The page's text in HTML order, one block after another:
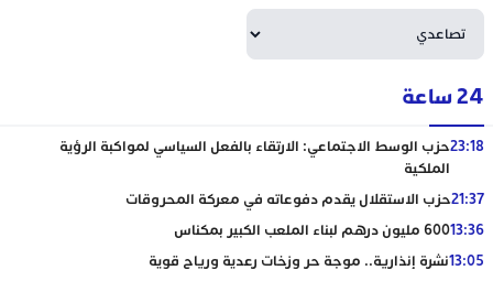
24 ساعة
23:18حزب الوسط الاجتماعي: الارتقاء بالفعل السياسي لمواكبة الرؤية
الملكية
21:37حزب الاستقلال يقدم دفوعاته في معركة المحروقات
13:36600 مليون درهم لبناء الملعب الكبير بمكناس
13:05نشرة إنذارية.. موجة حر وزخات رعدية ورياح قوية